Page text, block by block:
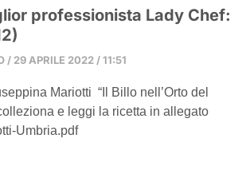
professionista Lady Chef:
29 APRILE 2022 11:51
Mariotti “Il Billo nell’Orto del
e leggi la ricetta in allegato
Umbria.pdf